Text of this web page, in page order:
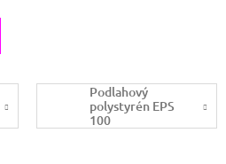
Podlahový
polystyrén EPS
100